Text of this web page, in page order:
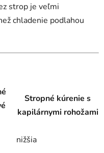
strop je veľmi
chladenie podlahou
Stropné kúrenie s
kapilárnymi rohožami
nižšia